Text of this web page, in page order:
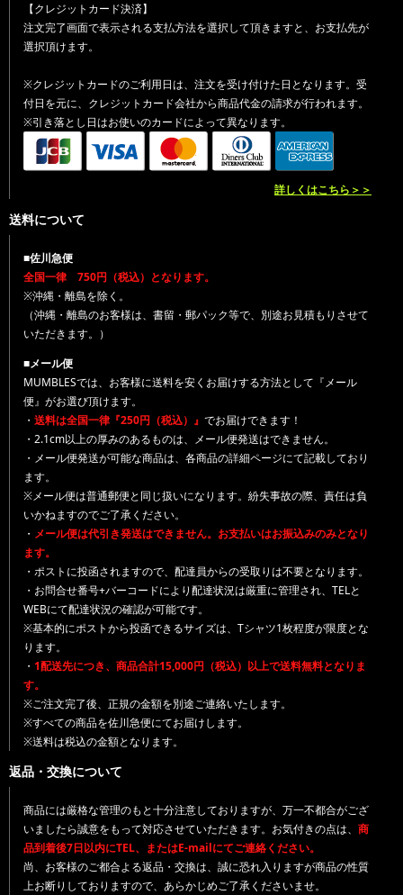
【クレジットカード決済】
注文完了画面で表示される支払方法を選択して頂きますと、お支払先が
選択頂けます。
※クレジットカードのご利用日は、注文を受け付けた日となります。受
付日を元に、クレジットカード会社から商品代金の請求が行われます。
※引き落とし日はお使いのカードによって異なります。
詳しくはこちら＞＞
送料について
■佐川急便
全国一律 750円（税込）となります。
※沖縄・離島を除く。
（沖縄・離島のお客様は、書留・郵パック等で、別途お見積もりさせて
いただきます。）
■メール便
MUMBLESでは、お客様に送料を安くお届けする方法として『メール
便』がお選び頂けます。
・ 送料は全国一律『250円（税込）』 でお届けできます！
・2.1cm以上の厚みのあるものは、メール便発送はできません。
・メール便発送が可能な商品は、各商品の詳細ページにて記載しており
ます。
※メール便は普通郵便と同じ扱いになります。紛失事故の際、責任は負
いかねますのでご了承ください。
・ メール便は代引き発送はできません。お支払いはお振込みのみとなり
ます。
・ポストに投函されますので、配達員からの受取りは不要となります。
・お問合せ番号+バーコードにより配達状況は厳重に管理され、TELと
WEBにて配達状況の確認が可能です。
※基本的にポストから投函できるサイズは、Tシャツ1枚程度が限度とな
ります。
・ 1配送先につき、商品合計15,000円（税込）以上で送料無料となりま
す。
※ご注文完了後、正規の金額を別途ご連絡いたします。
※すべての商品を佐川急便にてお届けします。
※送料は税込の金額となります。
返品・交換について
商品には厳格な管理のもと十分注意しておりますが、万一不都合がござ
いましたら誠意をもって対応させていただきます。お気付きの点は、 商
品到着後7日以内にTEL、またはE-mailにてご連絡ください。
尚、お客様のご都合よる返品・交換は、誠に恐れ入りますが商品の性質
上お断りしておりますので、あらかじめご了承くださいませ。